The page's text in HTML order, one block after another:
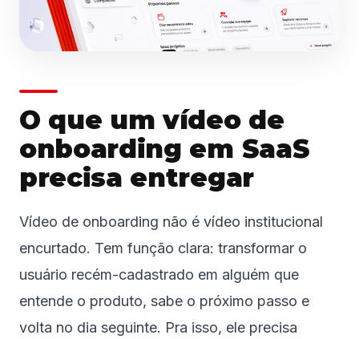
O que um vídeo de
onboarding em SaaS
precisa entregar
Vídeo de onboarding não é vídeo institucional
encurtado. Tem função clara: transformar o
usuário recém-cadastrado em alguém que
entende o produto, sabe o próximo passo e
volta no dia seguinte. Pra isso, ele precisa